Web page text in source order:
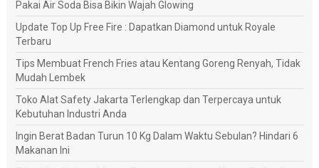
Pakai Air Soda Bisa Bikin Wajah Glowing
Update Top Up Free Fire : Dapatkan Diamond untuk Royale
Terbaru
Tips Membuat French Fries atau Kentang Goreng Renyah, Tidak
Mudah Lembek
Toko Alat Safety Jakarta Terlengkap dan Terpercaya untuk
Kebutuhan Industri Anda
Ingin Berat Badan Turun 10 Kg Dalam Waktu Sebulan? Hindari 6
Makanan Ini